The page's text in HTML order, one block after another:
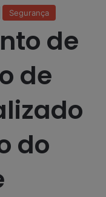
Segurança
de
de
do